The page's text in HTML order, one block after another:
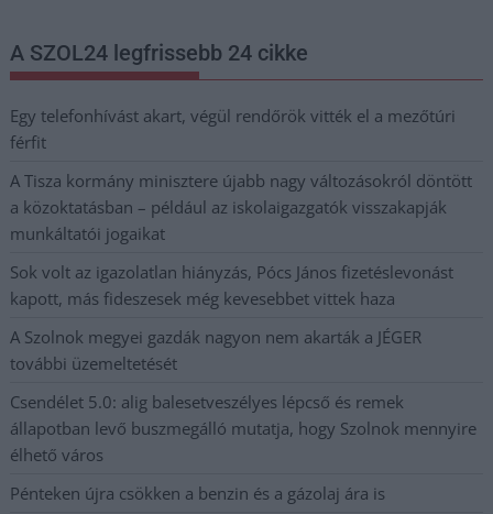
A SZOL24 legfrissebb 24 cikke
Egy telefonhívást akart, végül rendőrök vitték el a mezőtúri
férfit
A Tisza kormány minisztere újabb nagy változásokról döntött
a közoktatásban – például az iskolaigazgatók visszakapják
munkáltatói jogaikat
Sok volt az igazolatlan hiányzás, Pócs János fizetéslevonást
kapott, más fideszesek még kevesebbet vittek haza
A Szolnok megyei gazdák nagyon nem akarták a JÉGER
további üzemeltetését
Csendélet 5.0: alig balesetveszélyes lépcső és remek
állapotban levő buszmegálló mutatja, hogy Szolnok mennyire
élhető város
Pénteken újra csökken a benzin és a gázolaj ára is